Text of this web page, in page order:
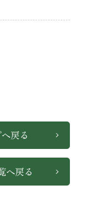
戻る
へ戻る